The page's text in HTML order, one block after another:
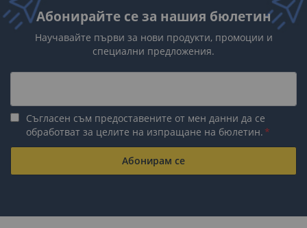
Абонирайте се за нашия бюлетин
Научавайте първи за нови продукти, промоции и
специални предложения.
Съгласен съм предоставените от мен данни да се
обработват за целите на изпращане на бюлетин.
Абонирам се